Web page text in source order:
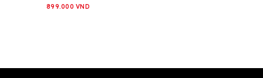
899.000 VND